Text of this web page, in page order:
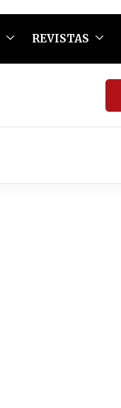
REVISTAS